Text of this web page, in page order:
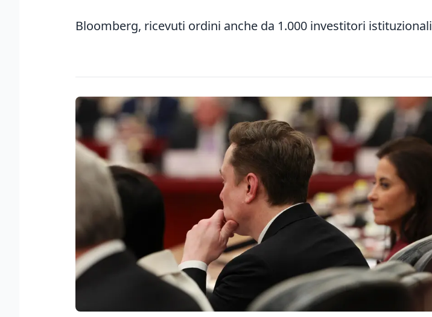
Bloomberg, ricevuti ordini anche da 1.000 investitori istituzionali